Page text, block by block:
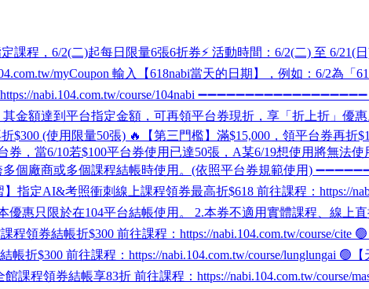
課程，6/2(二)起每日限量6張6折券⚡ 活動時間：6/2(二) 至 6/21(
myCoupon 輸入【618nabi當天的日期】，例如：6/2為「
course/104nabi
金額達到平台指定金額，可再領平台券現折，享「折上折」優
(使用限量50張) 🔥【第三門檻】滿$15,000，領平台券再折
，當6/10若$100平台券使用已達50張，A某6/19想使用將無法
或多個課程結帳時使用。(依照平台券規範使用)
定AI&考照衝刺線上課程領券最高折$618 前往課程：https://
優惠只限於在104平台結帳使用。 2.本券不適用實體課程、線上
程領券結帳折$300 前往課程：https://nabi.104.com.tw/course/cite
折$300 前往課程：https://nabi.104.com.tw/course/lunglungai 🟢
課程領券結帳享83折 前往課程：https://nabi.104.com.tw/course/